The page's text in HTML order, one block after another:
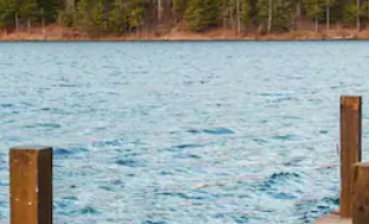
стрелки нагоре и надолу или